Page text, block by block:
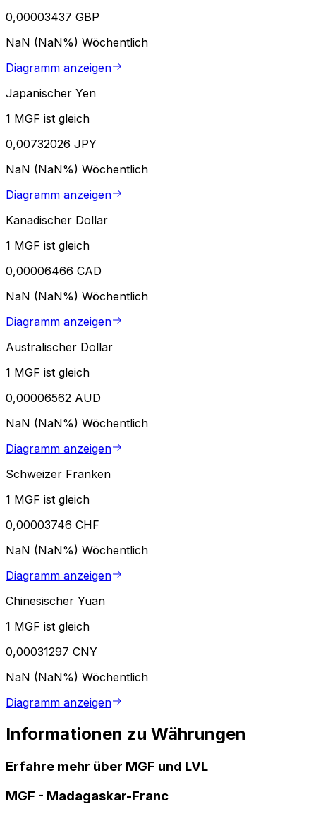
0,00003437 GBP
NaN (NaN%) Wöchentlich
Diagramm anzeigen
Japanischer Yen
1 MGF ist gleich
0,00732026 JPY
NaN (NaN%) Wöchentlich
Diagramm anzeigen
Kanadischer Dollar
1 MGF ist gleich
0,00006466 CAD
NaN (NaN%) Wöchentlich
Diagramm anzeigen
Australischer Dollar
1 MGF ist gleich
0,00006562 AUD
NaN (NaN%) Wöchentlich
Diagramm anzeigen
Schweizer Franken
1 MGF ist gleich
0,00003746 CHF
NaN (NaN%) Wöchentlich
Diagramm anzeigen
Chinesischer Yuan
1 MGF ist gleich
0,00031297 CNY
NaN (NaN%) Wöchentlich
Diagramm anzeigen
Informationen zu Währungen
Erfahre mehr über MGF und LVL
MGF - Madagaskar-Franc